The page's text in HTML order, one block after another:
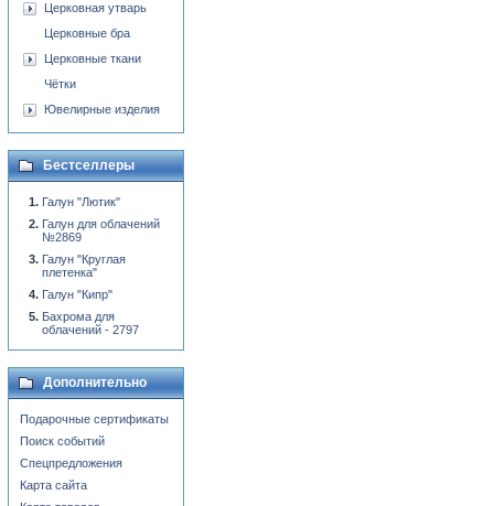
Церковная утварь
Церковные бра
Церковные ткани
Чётки
Ювелирные изделия
Бестселлеры
Галун "Лютик"
Галун для облачений
№2869
Галун "Круглая
плетенка"
Галун "Кипр"
Бахрома для
облачений - 2797
Дополнительно
Подарочные сертификаты
Поиск событий
Спецпредложения
Карта сайта